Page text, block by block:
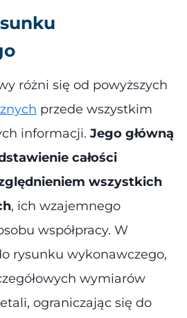
różni się od powyższych
przede wszystkim
informacji. Jego główną
całości
wszystkich
, ich wzajemnego
współpracy. W
rysunku wykonawczego,
wymiarów
ograniczając się do